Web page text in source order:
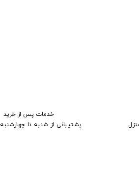
خدمات پس از خرید
پشتیبانی از شنبه تا چهارشنبه 9 الی 18